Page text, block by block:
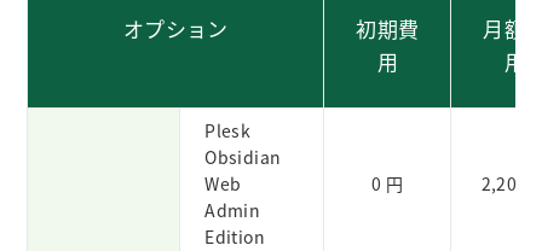
オプション
初期費
用
月額
用
Plesk
Obsidian
Web
Admin
Edition
0 円 2,200